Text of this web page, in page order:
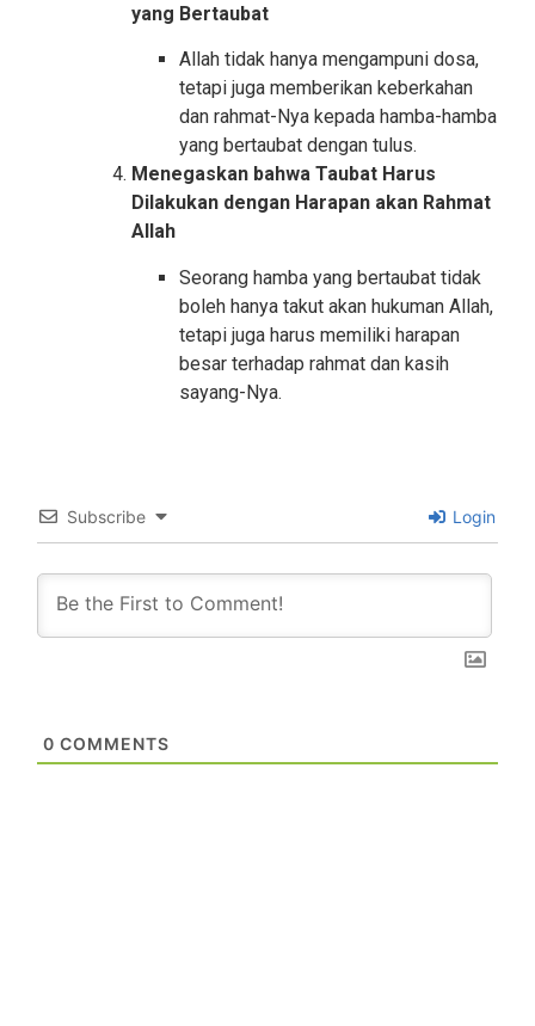
yang Bertaubat
Allah tidak hanya mengampuni dosa,
tetapi juga memberikan keberkahan
dan rahmat-Nya kepada hamba-hamba
yang bertaubat dengan tulus.
Menegaskan bahwa Taubat Harus
Dilakukan dengan Harapan akan Rahmat
Allah
Seorang hamba yang bertaubat tidak
boleh hanya takut akan hukuman Allah,
tetapi juga harus memiliki harapan
besar terhadap rahmat dan kasih
sayang-Nya.
Subscribe Login
0 COMMENTS